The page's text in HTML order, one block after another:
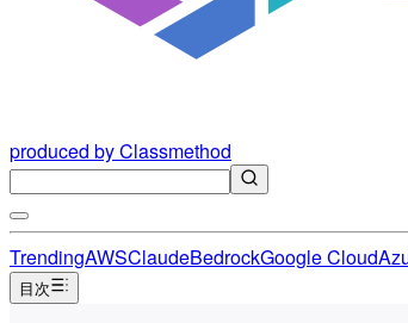
produced by Classmethod
TrendingAWSClaudeBedrockGoogle Cloud
目次